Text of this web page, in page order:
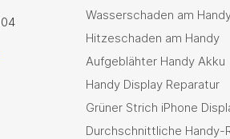
Wasserschaden am
Hitzeschaden am Handy
Aufgeblähter Handy Akku
Handy Display Reparatur
Grüner Strich iPhone
Durchschnittliche Handy-